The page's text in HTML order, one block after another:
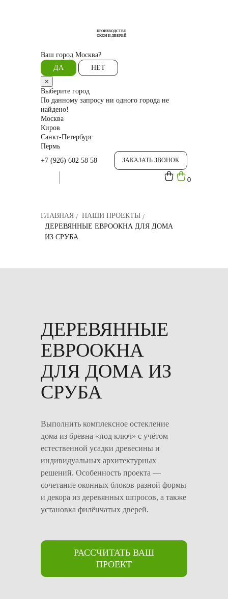
ПРОИЗВОДСТВО
ОКОН И ДВЕРЕЙ
Ваш город Москва?
ДА
НЕТ
×
Выберите город
По данному запросу ни одного города не
найдено!
Москва
Киров
Санкт-Петербург
Пермь
+7 (926) 602 58 58
ЗАКАЗАТЬ ЗВОНОК
0
0
ГЛАВНАЯ
НАШИ ПРОЕКТЫ
ДЕРЕВЯННЫЕ ЕВРООКНА ДЛЯ ДОМА
ИЗ СРУБА
ДЕРЕВЯННЫЕ
ЕВРООКНА
ДЛЯ ДОМА ИЗ
СРУБА
Выполнить комплексное остекление
дома из бревна «под ключ» с учётом
естественной усадки древесины и
индивидуальных архитектурных
решений. Особенность проекта —
сочетание оконных блоков разной формы
и декора из деревянных шпросов, а также
установка филёнчатых дверей.
РАССЧИТАТЬ ВАШ
ПРОЕКТ